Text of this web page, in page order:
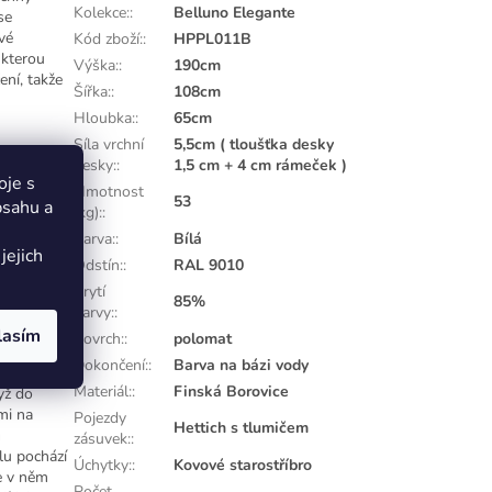
s
a
takže
odstín,
se
do
na
pochází
v něm
Kolekce::
Belluno Elegante
Kód zboží::
HPPL011B
Výška::
190cm
Šířka::
108cm
Hloubka::
65cm
Síla vrchní
desky::
5,5cm ( tloušťka desky
1,5 cm + 4 cm rámeček )
Hmotnost
(kg)::
53
Barva::
Bílá
Odstín::
RAL 9010
Krytí
barvy::
85%
Povrch::
polomat
Dokončení::
Barva na bázi vody
Materiál::
Finská Borovice
Pojezdy
zásuvek::
Hettich s tlumičem
Úchytky::
Kovové starostříbro